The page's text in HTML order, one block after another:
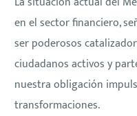
en el sector financiero,
ser poderosos
ciudadanos activos y
nuestra obligación
transformaciones.